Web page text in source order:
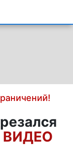
ВИДЕО